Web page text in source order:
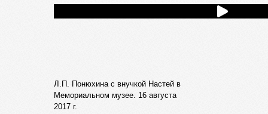
Л.П. Понюхина с внучкой Настей в
Мемориальном музее. 16 августа
2017 г.